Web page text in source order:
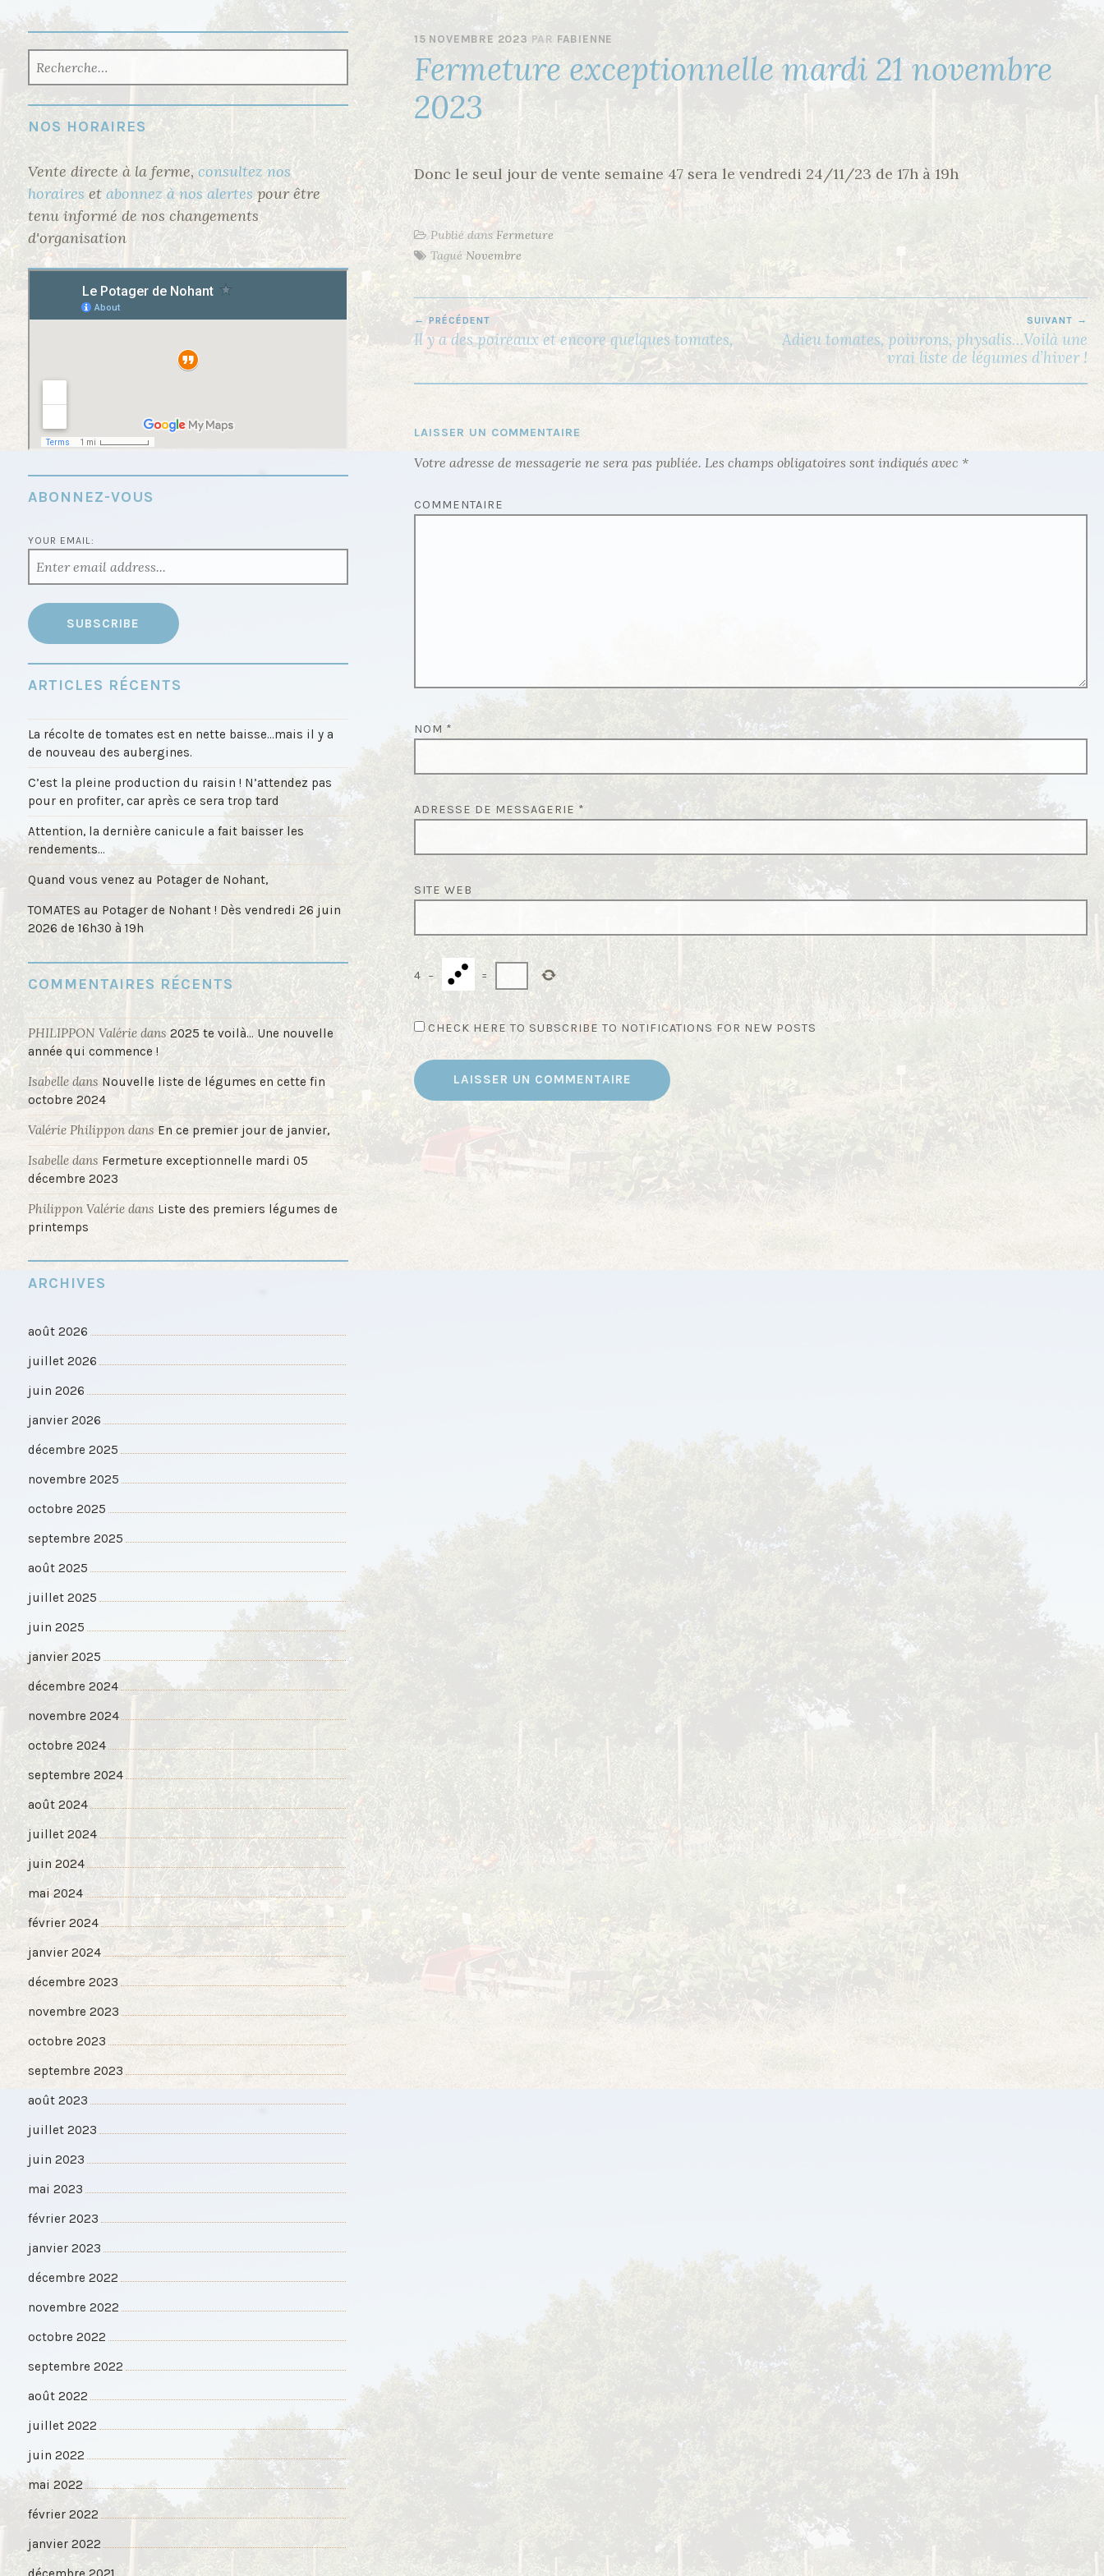
15 NOVEMBRE 2023 PAR FABIENNE
Fermeture exceptionnelle mardi 21 novembre
2023
Donc le seul jour de vente semaine 47 sera le vendredi 24/11/23 de 17h à 19h
Publié dans Fermeture
Tagué Novembre
N
A
V
G
T
I
T
I
C
E
PRÉCÉDENT
Il y a des poireaux et encore quelques tomates,
SUIVANT
Adieu tomates, poivrons, physalis…Voilà une
vrai liste de légumes d’hiver !
LAISSER UN COMMENTAIRE
Votre adresse de messagerie ne sera pas publiée. Les champs obligatoires sont indiqués avec *
COMMENTAIRE
NOM *
ADRESSE DE MESSAGERIE *
SITE WEB
4 − =
CHECK HERE TO SUBSCRIBE TO NOTIFICATIONS FOR NEW POSTS
NOS HORAIRES
Vente directe à la ferme, consultez nos
horaires et abonnez à nos alertespour être
tenu informé de nos changements
d'organisation
ABONNEZ-VOUS
YOUR EMAIL:
ARTICLES RÉCENTS
La récolte de tomates est en nette baisse…mais il y a
de nouveau des aubergines.
C’est la pleine production du raisin ! N’attendez pas
pour en profiter, car après ce sera trop tard
Attention, la dernière canicule a fait baisser les
rendements…
Quand vous venez au Potager de Nohant,
TOMATES au Potager de Nohant ! Dès vendredi 26 juin
2026 de 16h30 à 19h
COMMENTAIRES RÉCENTS
PHILIPPON Valériedans2025 te voilà… Une nouvelle
année qui commence !
Isabelledans Nouvelle liste de légumes en cette fin
octobre 2024
Valérie Philippondans En ce premier jour de janvier,
Isabelledans Fermeture exceptionnelle mardi 05
décembre 2023
Philippon Valériedans Liste des premiers légumes de
printemps
ARCHIVES
août 2026
juillet 2026
juin 2026
janvier 2026
décembre 2025
novembre 2025
octobre 2025
septembre 2025
août 2025
juillet 2025
juin 2025
janvier 2025
décembre 2024
novembre 2024
octobre 2024
septembre 2024
août 2024
juillet 2024
juin 2024
mai 2024
février 2024
janvier 2024
décembre 2023
novembre 2023
octobre 2023
septembre 2023
août 2023
juillet 2023
juin 2023
mai 2023
février 2023
janvier 2023
décembre 2022
novembre 2022
octobre 2022
septembre 2022
août 2022
juillet 2022
juin 2022
mai 2022
février 2022
janvier 2022